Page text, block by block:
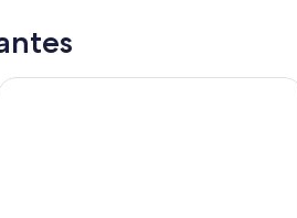
e a menos de 30 metros da
Moderna e luxuosa casa em Muro